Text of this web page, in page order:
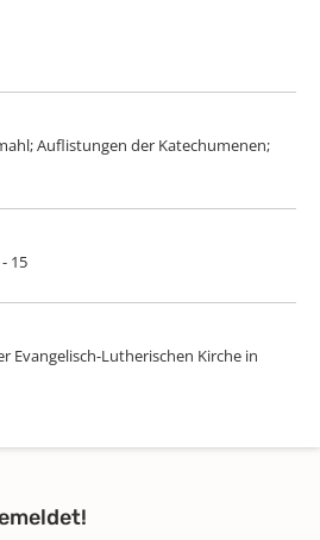
Auflistungen der Katechumenen;
15
Evangelisch-Lutherischen Kirche in